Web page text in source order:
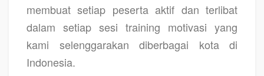
membuat setiap peserta aktif dan terlibat
dalam setiap sesi training motivasi yang
kami selenggarakan diberbagai kota di
Indonesia.